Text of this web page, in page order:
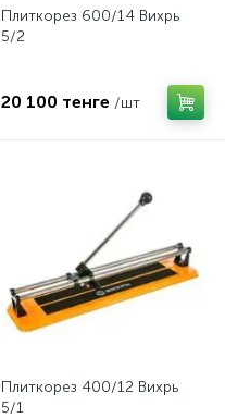
Плиткорез 600/14 Вихрь
5/2
20 100 тенге /шт
Плиткорез 400/12 Вихрь
5/1